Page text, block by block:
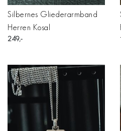
Silbernes Gliederarmband
Herren Kosal
249